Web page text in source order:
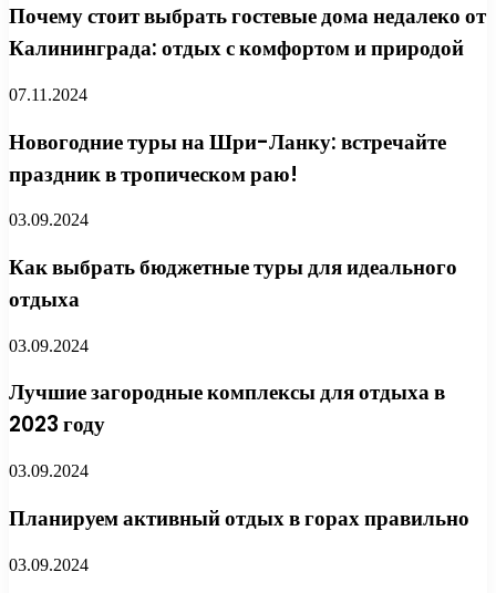
Почему стоит выбрать гостевые дома недалеко от
Калининграда: отдых с комфортом и природой
07.11.2024
Новогодние туры на Шри-Ланку: встречайте
праздник в тропическом раю!
03.09.2024
Как выбрать бюджетные туры для идеального
отдыха
03.09.2024
Лучшие загородные комплексы для отдыха в
2023 году
03.09.2024
Планируем активный отдых в горах правильно
03.09.2024